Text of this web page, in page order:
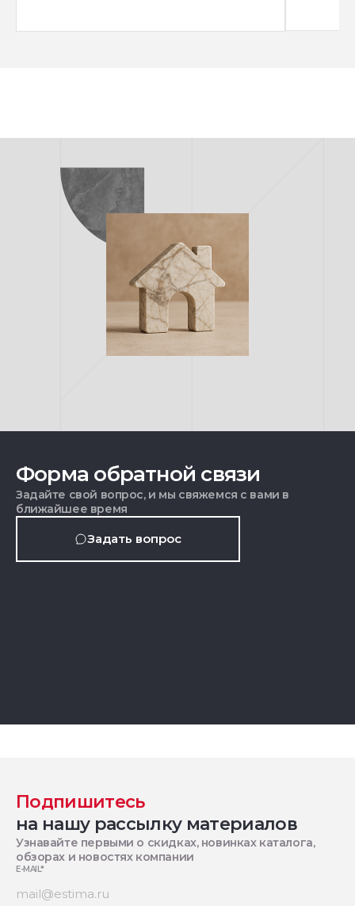
Форма обратной связи
Задайте свой вопрос, и мы свяжемся с вами в
ближайшее время
Задать вопрос
Подпишитесь
на нашу рассылку материалов
Узнавайте первыми о скидках, новинках каталога,
обзорах и новостях компании
E-MAIL*